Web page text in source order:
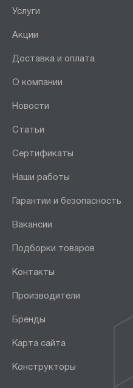
Услуги
Акции
Доставка и оплата
О компании
Новости
Статьи
Сертификаты
Наши работы
Гарантии и безопасность
Вакансии
Подборки товаров
Контакты
Производители
Бренды
Карта сайта
Конструкторы